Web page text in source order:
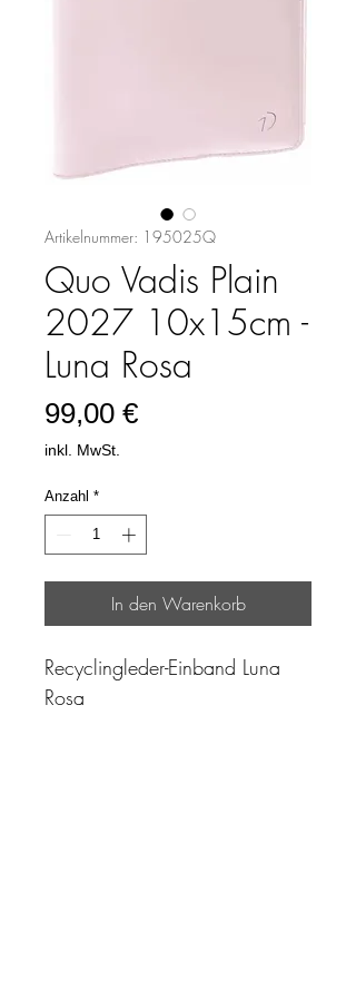
Artikelnummer: 195025Q
Quo Vadis Plain
2027 10x15cm -
Luna Rosa
99,00 €Preis
inkl. MwSt.
Anzahl *
In den Warenkorb
Recyclingleder-Einband Luna
Rosa